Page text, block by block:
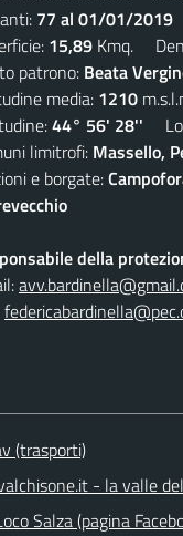
77 al 01/01/2019
15,89 Kmq.
patrono: Beata
media: 1210
44° 56' 28''
limitrofi: Massello,
e borgate:
della
(trasporti)
- la valle
Salza (pagina